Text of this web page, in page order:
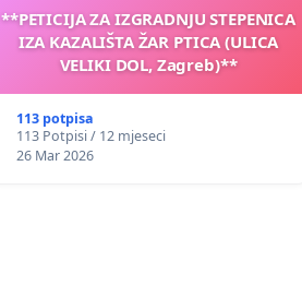
**PETICIJA ZA IZGRADNJU STEPENICA
IZA KAZALIŠTA ŽAR PTICA (ULICA
VELIKI DOL, Zagreb)**
113 potpisa
113 Potpisi / 12 mjeseci
26 Mar 2026